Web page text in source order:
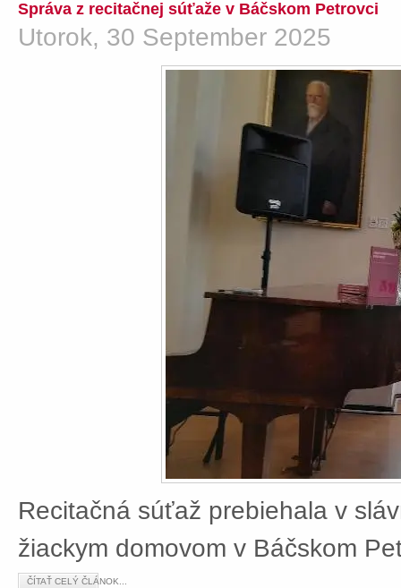
Správa z recitačnej súťaže v Báčskom Petrovci
Utorok, 30 September 2025
Recitačná súťaž prebiehala v
žiackym domovom v Báčskom
ČÍTAŤ CELÝ ČLÁNOK...